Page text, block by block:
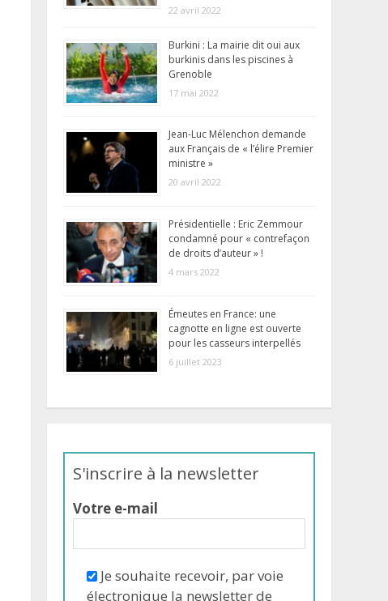
22 avril 2022
Burkini : La mairie dit oui aux
burkinis dans les piscines à
Grenoble
17 mai 2022
Jean-Luc Mélenchon demande
aux Français de « l’élire Premier
ministre »
20 avril 2022
Présidentielle : Eric Zemmour
condamné pour « contrefaçon
de droits d’auteur » !
4 mars 2022
Émeutes en France: une
cagnotte en ligne est ouverte
pour les casseurs interpellés
6 juillet 2023
S'inscrire à la newsletter
Votre e-mail
Je souhaite recevoir, par voie
électronique la newsletter de